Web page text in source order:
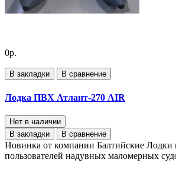
0р.
В закладки В сравнение
Лодка ПВХ Атлант-270 AIR
Нет в наличии
В закладки
В сравнение
Новинка от компании Балтийские Лодки
пользователей надувных маломерных